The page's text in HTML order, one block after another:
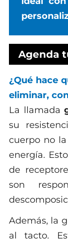
Agenda
¿Qué hace
eliminar,
La llamada
su
cuerpo no
energía.
de
son
Además, la
al tacto.